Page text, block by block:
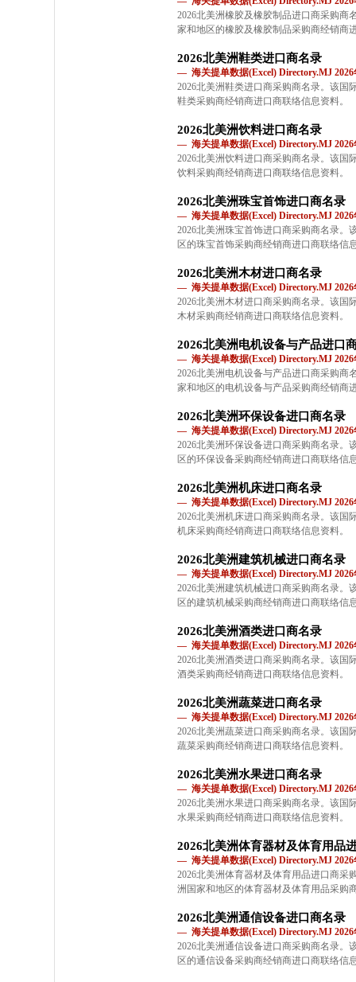
2026北美洲橡胶及橡胶制品进口商采购商
家和地区的橡胶及橡胶制品采购商经销商
2026北美洲鞋类进口商名录
— 海关提单数据(Excel) Directory.MJ 2026
2026北美洲鞋类进口商采购商名录。该国
鞋类采购商经销商进口商联络信息资料。
2026北美洲饮料进口商名录
— 海关提单数据(Excel) Directory.MJ 2026
2026北美洲饮料进口商采购商名录。该国
饮料采购商经销商进口商联络信息资料。
2026北美洲珠宝首饰进口商名录
— 海关提单数据(Excel) Directory.MJ 2026
2026北美洲珠宝首饰进口商采购商名录。
区的珠宝首饰采购商经销商进口商联络信
2026北美洲木材进口商名录
— 海关提单数据(Excel) Directory.MJ 2026
2026北美洲木材进口商采购商名录。该国
木材采购商经销商进口商联络信息资料。
2026北美洲电机设备与产品进口
— 海关提单数据(Excel) Directory.MJ 2026
2026北美洲电机设备与产品进口商采购商
家和地区的电机设备与产品采购商经销商
2026北美洲环保设备进口商名录
— 海关提单数据(Excel) Directory.MJ 2026
2026北美洲环保设备进口商采购商名录。
区的环保设备采购商经销商进口商联络信
2026北美洲机床进口商名录
— 海关提单数据(Excel) Directory.MJ 2026
2026北美洲机床进口商采购商名录。该国
机床采购商经销商进口商联络信息资料。
2026北美洲建筑机械进口商名录
— 海关提单数据(Excel) Directory.MJ 2026
2026北美洲建筑机械进口商采购商名录。
区的建筑机械采购商经销商进口商联络信
2026北美洲酒类进口商名录
— 海关提单数据(Excel) Directory.MJ 2026
2026北美洲酒类进口商采购商名录。该国
酒类采购商经销商进口商联络信息资料。
2026北美洲蔬菜进口商名录
— 海关提单数据(Excel) Directory.MJ 2026
2026北美洲蔬菜进口商采购商名录。该国
蔬菜采购商经销商进口商联络信息资料。
2026北美洲水果进口商名录
— 海关提单数据(Excel) Directory.MJ 2026
2026北美洲水果进口商采购商名录。该国
水果采购商经销商进口商联络信息资料。
2026北美洲体育器材及体育用品
— 海关提单数据(Excel) Directory.MJ 2026
2026北美洲体育器材及体育用品进口商采
洲国家和地区的体育器材及体育用品采购
2026北美洲通信设备进口商名录
— 海关提单数据(Excel) Directory.MJ 2026
2026北美洲通信设备进口商采购商名录。
区的通信设备采购商经销商进口商联络信